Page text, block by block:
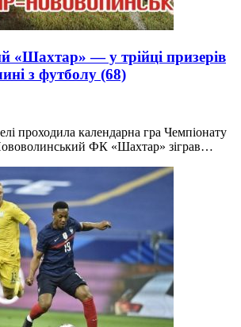
«Шахтар» — у трійці призерів
з футболу (68)
проходила календарна гра Чемпіонату
ФК «Шахтар» зіграв…